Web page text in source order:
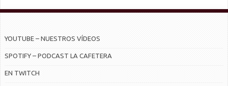
YOUTUBE – NUESTROS VÍDEOS
SPOTIFY – PODCAST LA CAFETERA
EN TWITCH